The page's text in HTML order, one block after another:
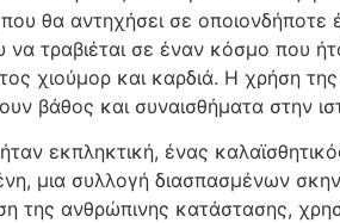
θα αντηχήσει σε οποιονδήποτε
τραβιέται σε έναν κόσμο που
χιούμορ και καρδιά. Η χρήση
βάθος και συναισθήματα στην
εκπληκτική, ένας
μια συλλογή διασπασμένων
της ανθρώπινης κατάστασης,